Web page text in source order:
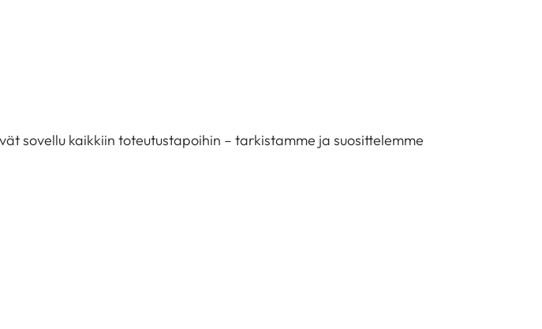
sovellu kaikkiin toteutustapoihin – tarkistamme ja suosittelemme